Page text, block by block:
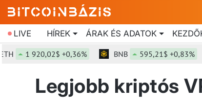
LIVE HÍREK ÁRAK ÉS ADATOK
1 920,02$ +0,36% BNB 595,21$ +0,83%
Legjobb kriptós